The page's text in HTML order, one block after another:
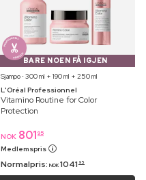
BARE NOEN FÅ IGJEN
Sjampo ⋅ 300 ml + 190 ml + 250 ml
L'Oréal Professionnel
Vitamino Routine for Color
Protection
NOK 801 95
Medlemspris
Normalpris: NOK 1041 95